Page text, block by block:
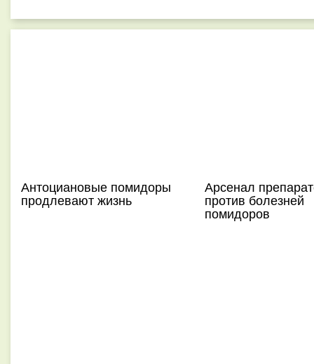
Антоциановые помидоры
продлевают жизнь
Арсенал
против болезней
помидоров